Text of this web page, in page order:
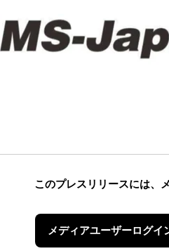
このプレスリリースには、
メディアユーザーログイ